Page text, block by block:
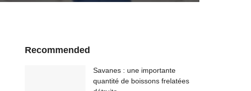
Recommended
Savanes : une importante
quantité de boissons frelatées